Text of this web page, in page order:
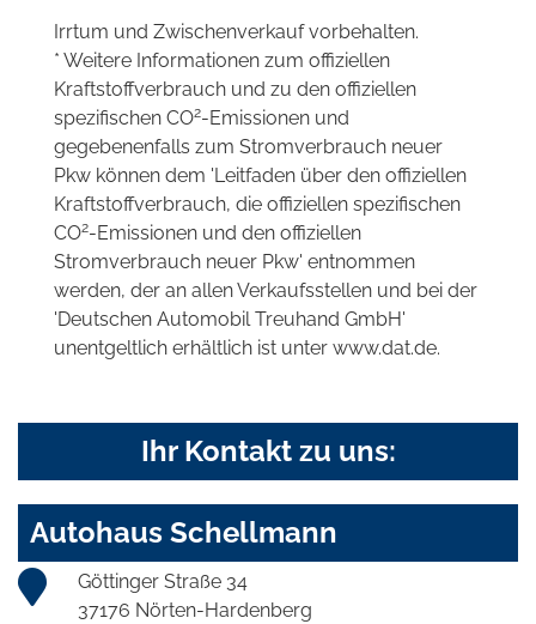
Irrtum und Zwischenverkauf vorbehalten.
* Weitere Informationen zum offiziellen
Kraftstoffverbrauch und zu den offiziellen
spezifischen CO2-Emissionen und
gegebenenfalls zum Stromverbrauch neuer
Pkw können dem 'Leitfaden über den offiziellen
Kraftstoffverbrauch, die offiziellen spezifischen
CO2-Emissionen und den offiziellen
Stromverbrauch neuer Pkw' entnommen
werden, der an allen Verkaufsstellen und bei der
'Deutschen Automobil Treuhand GmbH'
unentgeltlich erhältlich ist unter www.dat.de.
Ihr Kontakt zu uns:
Autohaus Schellmann
Göttinger Straße 34
37176 Nörten-Hardenberg